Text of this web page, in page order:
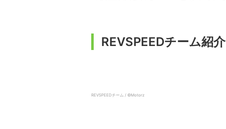
REVSPEEDチーム紹介
REVSPEEDチーム / ©️Motorz